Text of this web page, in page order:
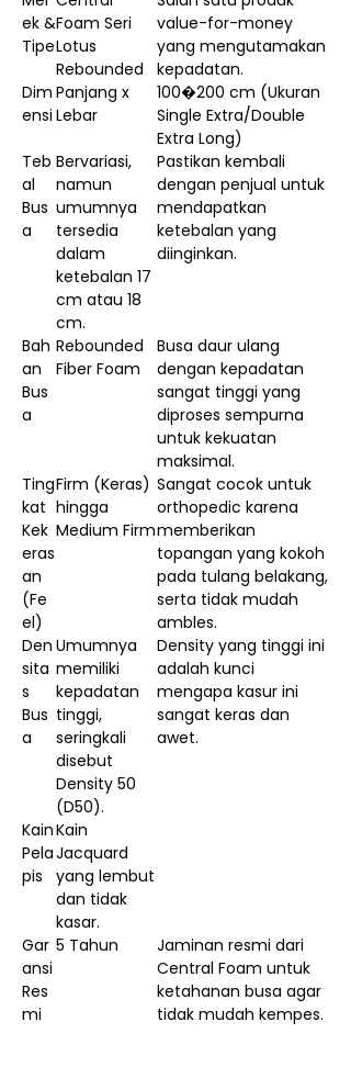
ek &
Tipe
Foam Seri
Lotus
Rebounded
value-for-money
yang mengutamakan
kepadatan.
Dim
ensi
Panjang x
Lebar
100�200 cm (Ukuran
Single Extra/Double
Extra Long)
Teb
al
Bus
a
Bervariasi,
namun
umumnya
tersedia
dalam
ketebalan 17
cm atau 18
cm.
Pastikan kembali
dengan penjual untuk
mendapatkan
ketebalan yang
diinginkan.
Bah
an
Bus
a
Rebounded
Fiber Foam
Busa daur ulang
dengan kepadatan
sangat tinggi yang
diproses sempurna
untuk kekuatan
maksimal.
Ting
kat
Kek
eras
an
(Fe
el)
Firm (Keras)
hingga
Medium Firm
Sangat cocok untuk
orthopedic karena
memberikan
topangan yang kokoh
pada tulang belakang,
serta tidak mudah
ambles.
Den
sita
s
Bus
a
Umumnya
memiliki
kepadatan
tinggi,
seringkali
disebut
Density 50
(D50).
Density yang tinggi ini
adalah kunci
mengapa kasur ini
sangat keras dan
awet.
Kain
Pela
pis
Kain
Jacquard
yang lembut
dan tidak
kasar.
Gar
ansi
Res
mi
5 Tahun
Jaminan resmi dari
Central Foam untuk
ketahanan busa agar
tidak mudah kempes.